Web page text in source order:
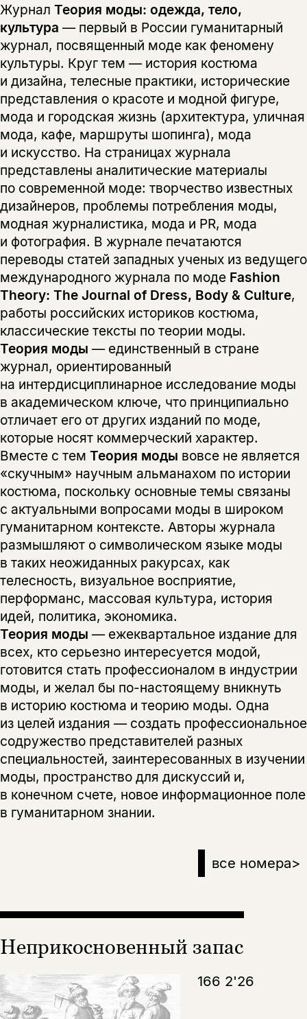
Журнал Теория моды: одежда, тело,
культура — первый в России гуманитарный
журнал, посвященный моде как феномену
культуры. Круг тем — история костюма
и дизайна, телесные практики, исторические
представления о красоте и модной фигуре,
мода и городская жизнь (архитектура, уличная
мода, кафе, маршруты шопинга), мода
и искусство. На страницах журнала
представлены аналитические материалы
по современной моде: творчество известных
дизайнеров, проблемы потребления моды,
модная журналистика, мода и PR, мода
и фотография. В журнале печатаются
переводы статей западных ученых из ведущего
международного журнала по моде Fashion
Theory: The Journal of Dress, Body & Culture,
работы российских историков костюма,
классические тексты по теории моды.
Теория моды — единственный в стране
журнал, ориентированный
на интердисциплинарное исследование моды
в академическом ключе, что принципиально
отличает его от других изданий по моде,
которые носят коммерческий характер.
Вместе с тем Теория моды вовсе не является
«скучным» научным альманахом по истории
костюма, поскольку основные темы связаны
с актуальными вопросами моды в широком
гуманитарном контексте. Авторы журнала
размышляют о символическом языке моды
в таких неожиданных ракурсах, как
телесность, визуальное восприятие,
перформанс, массовая культура, история
идей, политика, экономика.
Теория моды — ежеквартальное издание для
всех, кто серьезно интересуется модой,
готовится стать профессионалом в индустрии
моды, и желал бы по-настоящему вникнуть
в историю костюма и теорию моды. Одна
из целей издания — создать профессиональное
содружество представителей разных
специальностей, заинтересованных в изучении
моды, пространство для дискуссий и,
в конечном счете, новое информационное поле
в гуманитарном знании.
все номера>
Неприкосновенный запас
166 2'26